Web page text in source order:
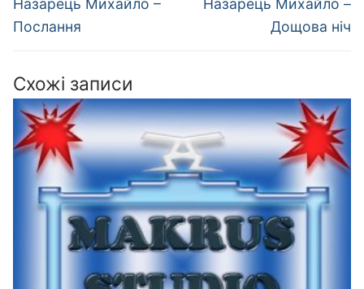
запис:
Послання
Дощова ніч
Схожі записи